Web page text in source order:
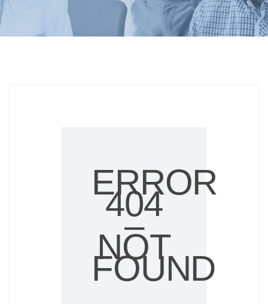
ERROR
404
–
NOT
FOUND